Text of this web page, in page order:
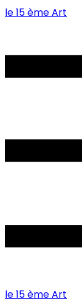
le 15 ème Art
le 15 ème Art